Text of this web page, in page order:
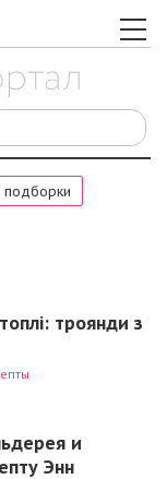
троянди з
и
Энн